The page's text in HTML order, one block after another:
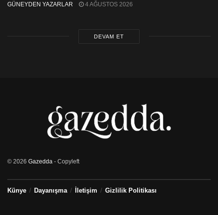
GÜNEYDEN YAZARLAR 4 AĞUSTOS 2026
DEVAM ET
© 2026 Gazedda - Copyleft
Künye Dayanışma İletişim Gizlilik Politikası